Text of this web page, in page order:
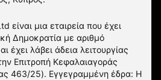
είναι μια εταιρεία που έχει
Δημοκρατία με αριθμό
έχει λάβει άδεια λειτουργίας
Επιτροπή Κεφαλαιαγοράς
463/25). Εγγεγραμμένη έδρα: Η